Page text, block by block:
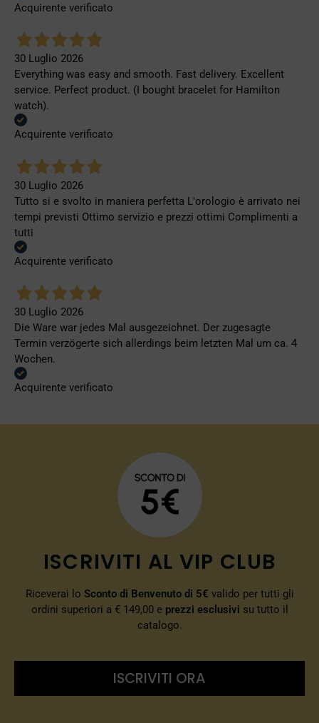
Acquirente verificato
30 Luglio 2026
Everything was easy and smooth. Fast delivery. Excellent
service. Perfect product. (I bought bracelet for Hamilton
watch).
Acquirente verificato
30 Luglio 2026
Tutto si e svolto in maniera perfetta L'orologio è arrivato nei
tempi previsti Ottimo servizio e prezzi ottimi Complimenti a
tutti
Acquirente verificato
30 Luglio 2026
Die Ware war jedes Mal ausgezeichnet. Der zugesagte
Termin verzögerte sich allerdings beim letzten Mal um ca. 4
Wochen.
Acquirente verificato
ISCRIVITI AL VIP CLUB
Riceverai lo Sconto di Benvenuto di 5€ valido per tutti gli
ordini superiori a € 149,00 e prezzi esclusivi su tutto il
catalogo.
ISCRIVITI ORA